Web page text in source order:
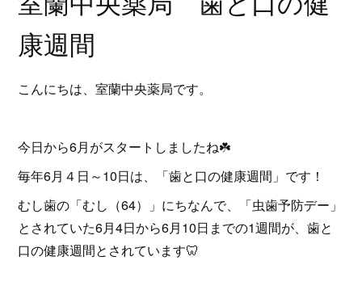
康週間
こんにちは、室蘭中央薬局です。
今日から6月がスタートしましたね☘️
毎年6月４日～10日は、「歯と口の健康週間」です！
むし歯の「むし（64）」にちなんで、「虫歯予防デー」
とされていた6月4日から6月10日までの1週間が、歯と
口の健康週間とされています🦷